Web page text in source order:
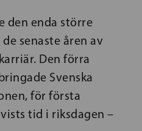
den enda större
senaste åren av
Den förra
Svenska
för första
tid i riksdagen –